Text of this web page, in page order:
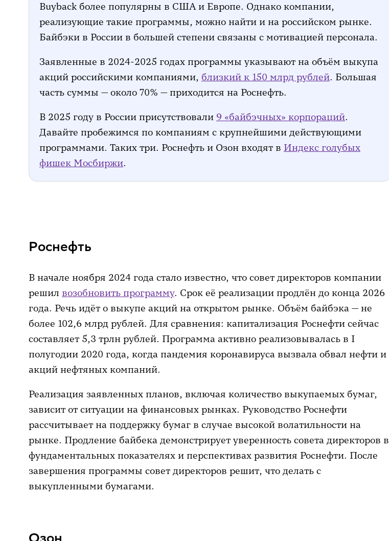
Buyback более популярны в США и Европе. Однако компании,
реализующие такие программы, можно найти и на российском рынке.
Байбэки в России в большей степени связаны с мотивацией персонала.
Заявленные в 2024-2025 годах программы указывают на объём выкупа
акций российскими компаниями, близкий к 150 млрд рублей. Большая
часть суммы — около 70% — приходится на Роснефть.
В 2025 году в России присутствовали 9 «байбэчных» корпораций.
Давайте пробежимся по компаниям с крупнейшими действующими
программами. Таких три. Роснефть и Озон входят в Индекс голубых
фишек Мосбиржи.
Роснефть
В начале ноября 2024 года стало известно, что совет директоров компании
решил возобновить программу. Срок её реализации продлён до конца 2026
года. Речь идёт о выкупе акций на открытом рынке. Объём байбэка — не
более 102,6 млрд рублей. Для сравнения: капитализация Роснефти сейчас
составляет 5,3 трлн рублей. Программа активно реализовывалась в I
полугодии 2020 года, когда пандемия коронавируса вызвала обвал нефти и
акций нефтяных компаний.
Реализация заявленных планов, включая количество выкупаемых бумаг,
зависит от ситуации на финансовых рынках. Руководство Роснефти
рассчитывает на поддержку бумаг в случае высокой волатильности на
рынке. Продление байбека демонстрирует уверенность совета директоров в
фундаментальных показателях и перспективах развития Роснефти. После
завершения программы совет директоров решит, что делать с
выкупленными бумагами.